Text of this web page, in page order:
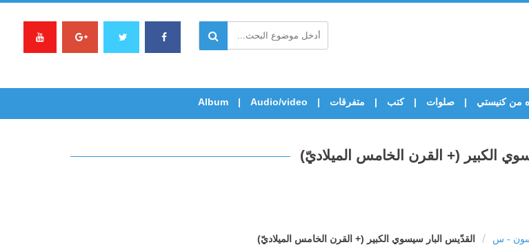
من كنيستي صلوات كتب متفرقات Audio/video
Album
الكبير (+ القرن الخامس الميلاديّ)
- س / القدّيس البار سيسوي الكبير (+ القرن الخامس الميلاديّ)